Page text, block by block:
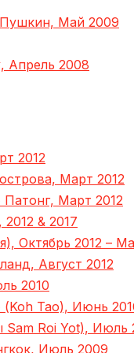
Май 2009
Апрель 2008
2012
Март 2012
Патонг, Март 2012
& 2017
Октябрь 2012 –
Август 2012
2010
Tao), Июнь
Roi Yot), Июль
Июль 2009